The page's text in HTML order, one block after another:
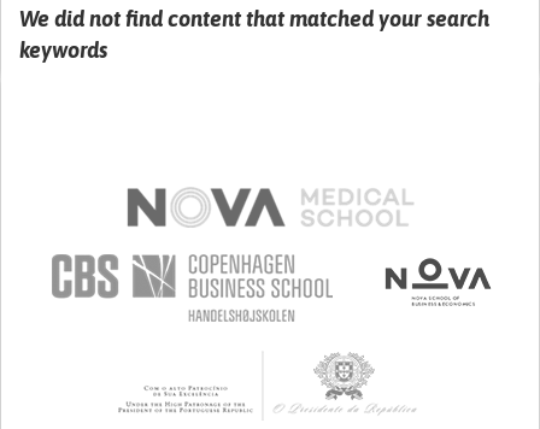
We did not find content that matched your search
keywords